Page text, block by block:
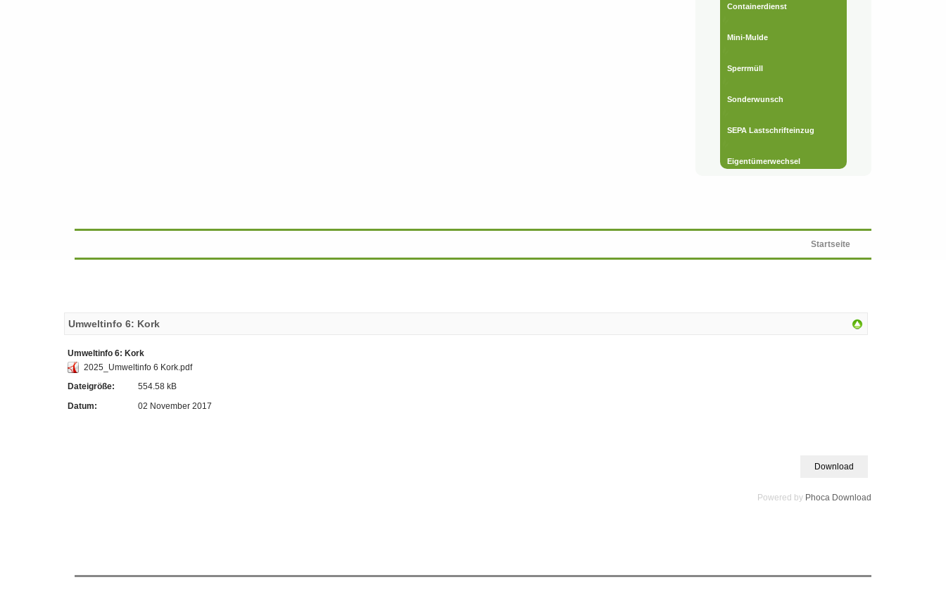
Containerdienst
Mini-Mulde
Sperrmüll
Sonderwunsch
SEPA Lastschrifteinzug
Eigentümerwechsel
Startseite
Umweltinfo 6: Kork
Umweltinfo 6: Kork
2025_Umweltinfo 6 Kork.pdf
Dateigröße:
554.58 kB
Datum:
02 November 2017
Powered by Phoca Download